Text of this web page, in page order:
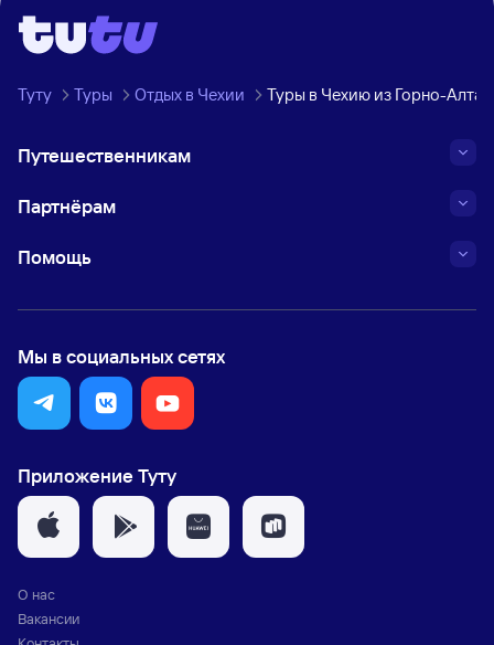
Туту Туры Отдых в Чехии Туры в Чехию из Горно-
Путешественникам
Партнёрам
Помощь
Мы в социальных сетях
Приложение Туту
О нас
Вакансии